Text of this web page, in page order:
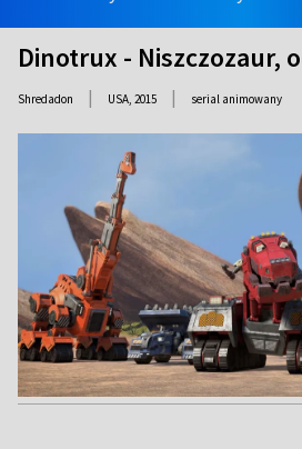
Dinotrux - Niszczozaur,
Shredadon | USA, 2015 | serial animowany